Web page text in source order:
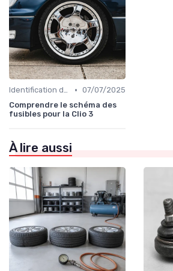
Identification de la Pièce Nécessaire • 07/07/2025
Comprendre le schéma des
fusibles pour la Clio 3
À lire aussi